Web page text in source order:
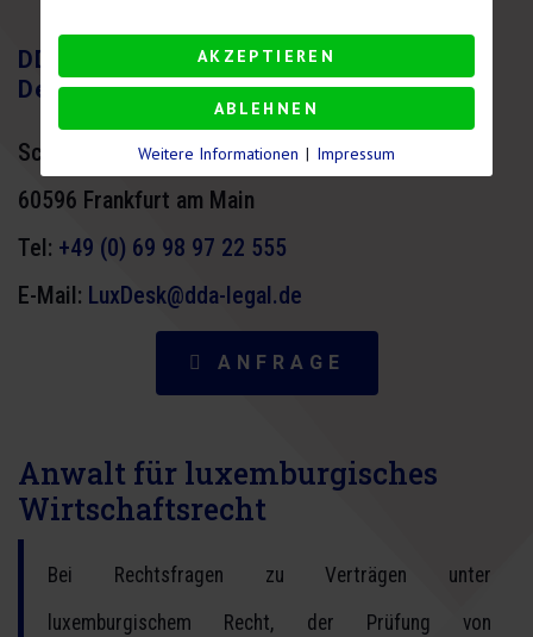
DDA Legal Anwaltskanzlei Luxemburg
Desk
Schaumainkai 87
60596 Frankfurt am Main
Tel: +49 (0) 69 98 97 22 555
E-Mail: LuxDesk@dda-legal.de
ANFRAGE
Anwalt für luxemburgisches
Wirtschaftsrecht
Bei Rechtsfragen zu Verträgen unter
luxemburgischem Recht, der Prüfung von
AKZEPTIEREN
ABLEHNEN
Weitere Informationen | Impressum